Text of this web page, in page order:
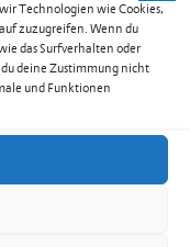
Technologien wie Cookies,
zuzugreifen. Wenn du
das Surfverhalten oder
deine Zustimmung nicht
und Funktionen